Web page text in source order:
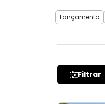
Lançamento
Filtrar